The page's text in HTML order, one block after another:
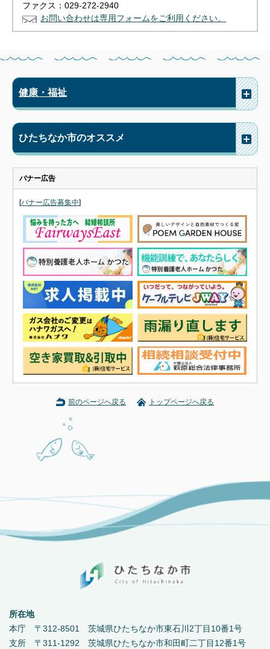
ファクス：029-272-2940
お問い合わせは専用フォームをご利用ください。
健康・福祉
ひたちなか市のオススメ
バナー広告
[バナー広告募集中]
前のページへ戻る トップページへ戻る
所在地
本庁 〒312-8501 茨城県ひたちなか市東石川2丁目10番1号
支所 〒311-1292 茨城県ひたちなか市和田町二丁目12番1号